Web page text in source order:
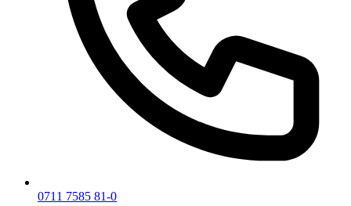
0711 7585 81-0